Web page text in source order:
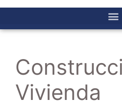
Vivienda